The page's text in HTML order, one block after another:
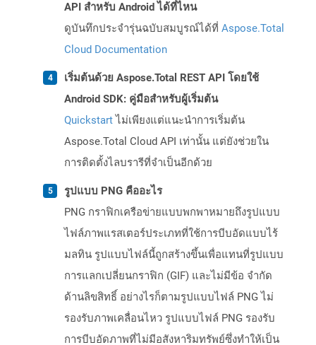
API สำหรับ Android ได้ที่ไหน
ดูบันทึกประจำรุ่นฉบับสมบูรณ์ได้ที่ Aspose.Total
Cloud Documentation
เริ่มต้นด้วย Aspose.Total REST API โดยใช้
Android SDK: คู่มือสำหรับผู้เริ่มต้น
Quickstartไม่เพียงแต่แนะนำการเริ่มต้น
Aspose.Total Cloud API เท่านั้น แต่ยังช่วยใน
การติดตั้งไลบรารีที่จำเป็นอีกด้วย
รูปแบบ PNG คืออะไร
PNG กราฟิกเครือข่ายแบบพกพาหมายถึงรูปแบบ
ไฟล์ภาพแรสเตอร์ประเภทที่ใช้การบีบอัดแบบไร้
มลทิน รูปแบบไฟล์นี้ถูกสร้างขึ้นเพื่อแทนที่รูปแบบ
การแลกเปลี่ยนกราฟิก (GIF) และไม่มีข้อ จำกัด
ด้านลิขสิทธิ์ อย่างไรก็ตามรูปแบบไฟล์ PNG ไม่
รองรับภาพเคลื่อนไหว รูปแบบไฟล์ PNG รองรับ
การบีบอัดภาพที่ไม่มีอสังหาริมทรัพย์ซึ่งทำให้เป็น